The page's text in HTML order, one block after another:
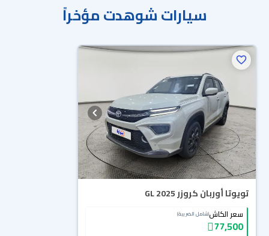
سيارات شوهدت مؤخراً
تويوتا أوربان كروزر GL 2025
سعر الكاش(شامل الضريبة)
77,500